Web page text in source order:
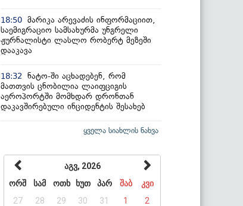
18:50 მარიკა არევაძის ინფორმაციით,
საემიგრაციო სამსახურმა უნგრელი
ჟურნალისტი ლასლო რობერტ მეზეში
დააკავა
18:32
ნატო-ში აცხადებენ, რომ
მათთვის ცნობილია ლაიფციგის
აეროპორტში მომხდარ დრონთან
დაკავშირებული ინციდენტის შესახებ
ყველა სიახლის ნახვა
აგვ, 2026
ორშ
სამ ოთხ ხუთ პარ შაბ
კვი
27
28 29 30 31 1
2